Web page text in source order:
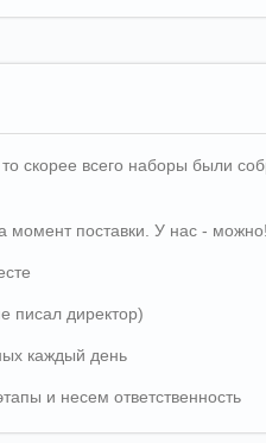
то скорее всего наборы были
момент поставки. У нас - можно!
писал директор)
каждый день
и несем ответственность